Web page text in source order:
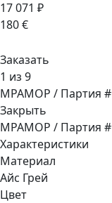
17 071 ₽
180 €
Заказать
1 из 9
МРАМОР / Партия #
Закрыть
МРАМОР / Партия #
Характеристики
Материал
Айс Грей
Цвет